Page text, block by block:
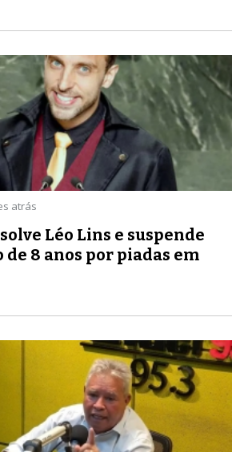
atrás
Léo Lins e suspende
de 8 anos por piadas em